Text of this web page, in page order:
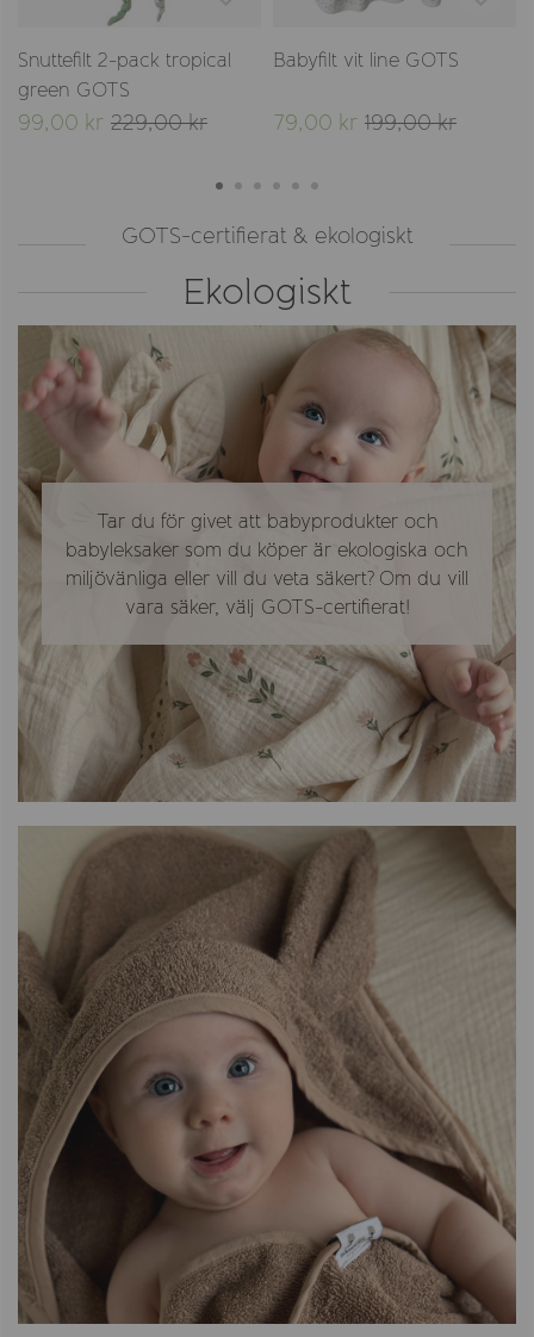
Snuttefilt 2-pack tropical
green GOTS
99,00 kr 229,00 kr
Babyfilt vit line GOTS
79,00 kr 199,00 kr
GOTS-certifierat & ekologiskt
Ekologiskt
Tar du för givet att babyprodukter och
babyleksaker som du köper är ekologiska och
miljövänliga eller vill du veta säkert? Om du vill
vara säker, välj GOTS-certifierat!